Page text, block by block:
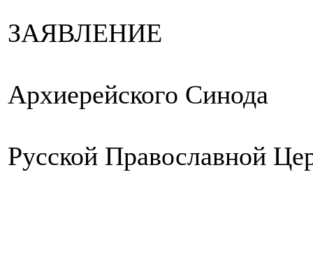
ЗАЯВЛЕНИЕ
Архиерейского Синода
Русской Православной